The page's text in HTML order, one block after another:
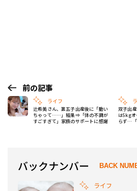
前の記事
ライフ
辻希美さん、第五子出産後に「動い
ちゃって……」結果⇒「体の不調が
すごすぎて」家族のサポートに感謝
双子出
は5kg
らず…「
バックナンバー BACK
ライフ